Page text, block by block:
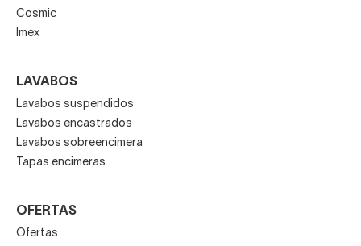
Cosmic
Imex
LAVABOS
Lavabos suspendidos
Lavabos encastrados
Lavabos sobreencimera
Tapas encimeras
OFERTAS
Ofertas